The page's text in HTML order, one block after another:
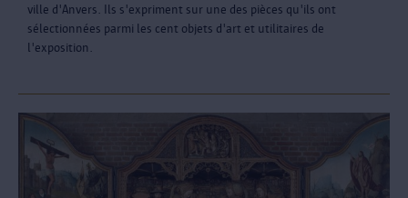
ville d'Anvers. Ils s'expriment sur une des pièces qu'ils ont
sélectionnées parmi les cent objets d'art et utilitaires de
l'exposition.